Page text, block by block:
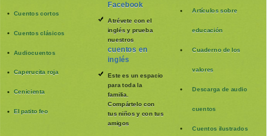
Cuentos cortos
Cuentos clásicos
Audiocuentos
Caperucita roja
Cenicienta
El patito feo
Facebook
Atrévete con el
inglés y prueba
nuestros
cuentos en
inglés
Este es un espacio
para toda la
familia
Compártelo con
tus niños y con tus
amigos
Artículos sobre
educación
Cuaderno de los
valores
Descarga de audio
cuentos
Cuentos ilustrados